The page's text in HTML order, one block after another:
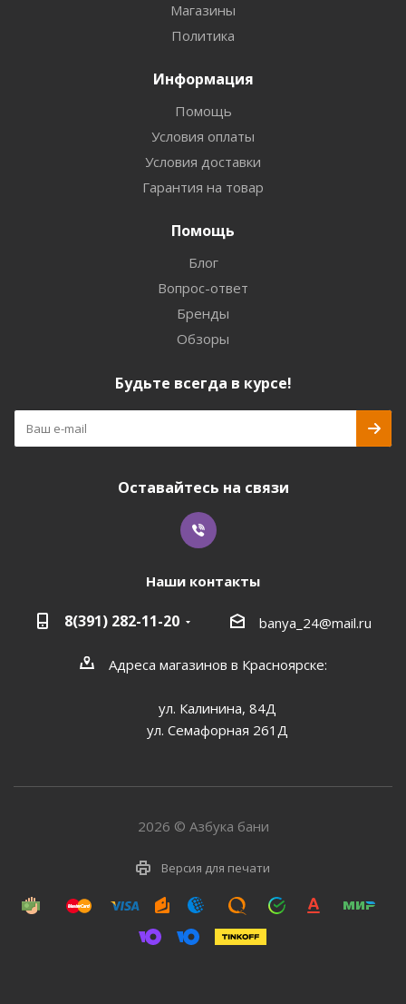
Магазины
Политика
Информация
Помощь
Условия оплаты
Условия доставки
Гарантия на товар
Помощь
Блог
Вопрос-ответ
Бренды
Обзоры
Будьте всегда в курсе!
Оставайтесь на связи
Наши контакты
8(391) 282-11-20 banya_24@mail.ru
Адреса магазинов в Красноярске:
ул. Калинина, 84Д
ул. Семафорная 261Д
2026 © Азбука бани
Версия для печати